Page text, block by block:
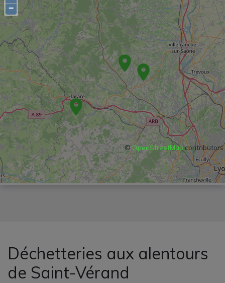
−
©OpenStreetMapcontributors
Déchetteries aux alentours
de Saint-Vérand